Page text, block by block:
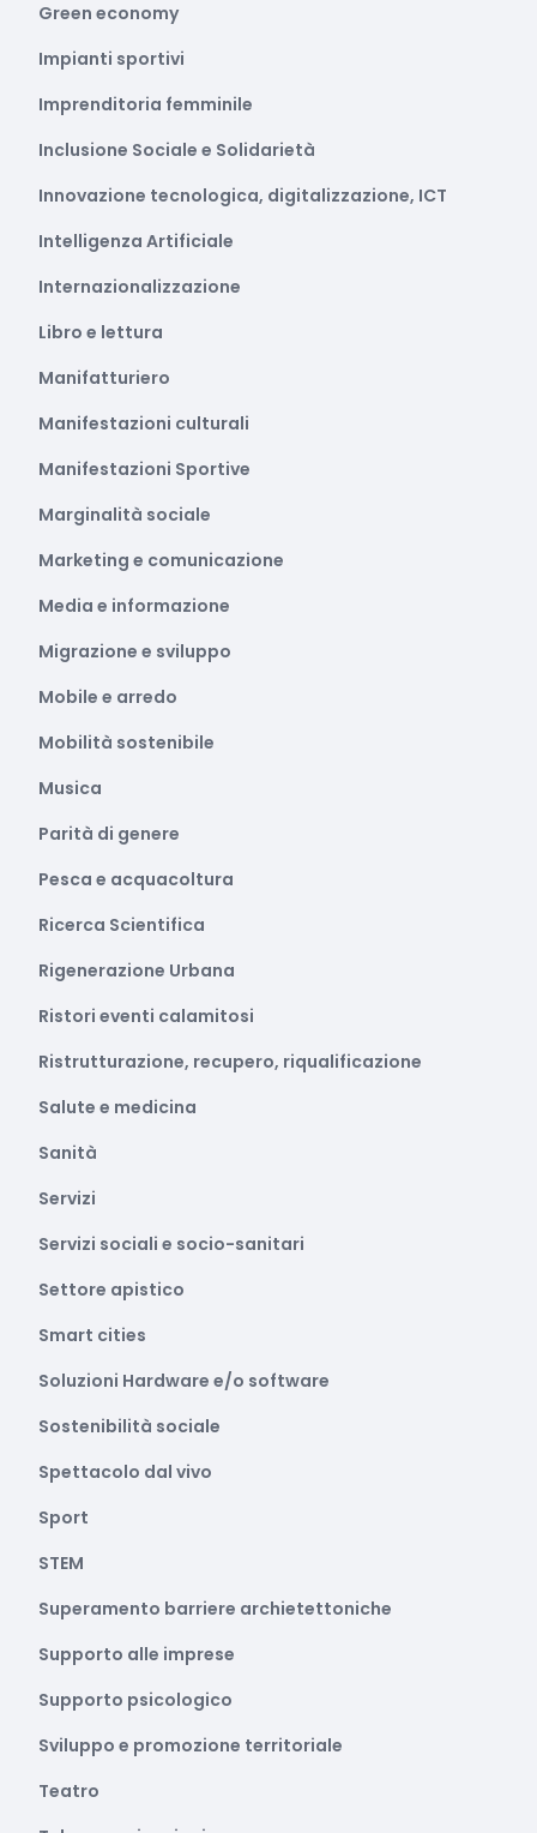
Green economy
Impianti sportivi
Imprenditoria femminile
Inclusione Sociale e Solidarietà
Innovazione tecnologica, digitalizzazione, ICT
Intelligenza Artificiale
Internazionalizzazione
Libro e lettura
Manifatturiero
Manifestazioni culturali
Manifestazioni Sportive
Marginalità sociale
Marketing e comunicazione
Media e informazione
Migrazione e sviluppo
Mobile e arredo
Mobilità sostenibile
Musica
Parità di genere
Pesca e acquacoltura
Ricerca Scientifica
Rigenerazione Urbana
Ristori eventi calamitosi
Ristrutturazione, recupero, riqualificazione
Salute e medicina
Sanità
Servizi
Servizi sociali e socio-sanitari
Settore apistico
Smart cities
Soluzioni Hardware e/o software
Sostenibilità sociale
Spettacolo dal vivo
Sport
STEM
Superamento barriere archietettoniche
Supporto alle imprese
Supporto psicologico
Sviluppo e promozione territoriale
Teatro